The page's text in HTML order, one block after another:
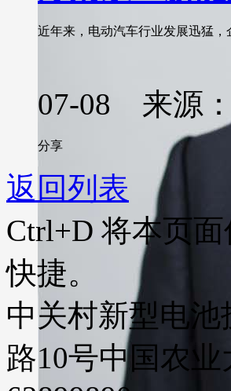
近年来，电动汽车行业发展迅猛
07-08 来源
分享
返回列表
Ctrl+D 将本页
快捷。
中关村新型电
路10号中国农